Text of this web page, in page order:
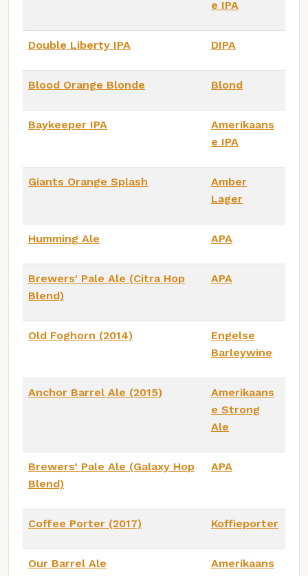
e IPA
Double Liberty IPA DIPA
Blood Orange Blonde Blond
Baykeeper IPA
Amerikaans
e IPA
Giants Orange Splash
Amber
Lager
Humming Ale APA
Brewers' Pale Ale (Citra Hop
Blend)
APA
Old Foghorn (2014)
Engelse
Barleywine
Anchor Barrel Ale (2015)
Amerikaans
e Strong
Ale
Brewers’ Pale Ale (Galaxy Hop
Blend)
APA
Coffee Porter (2017) Koffieporter
Our Barrel Ale
Amerikaans